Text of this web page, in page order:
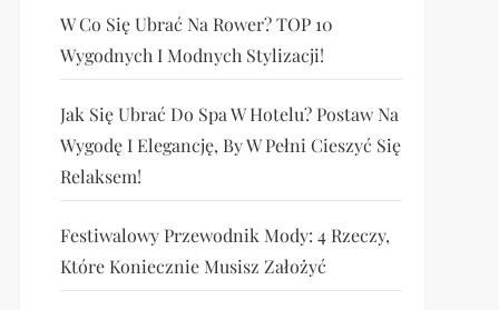
W Co Się Ubrać Na Rower? TOP 10
Wygodnych I Modnych Stylizacji!
Jak Się Ubrać Do Spa W Hotelu? Postaw Na
Wygodę I Elegancję, By W Pełni Cieszyć Się
Relaksem!
Festiwalowy Przewodnik Mody: 4 Rzeczy,
Które Koniecznie Musisz Założyć